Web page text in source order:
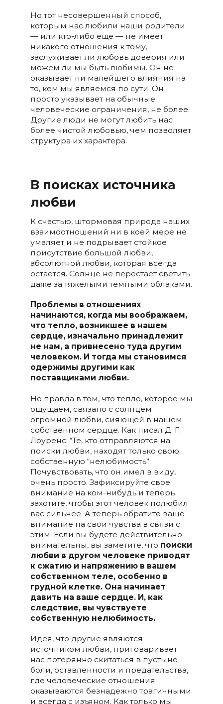
Но тот несовершенный способ,
которым нас любили наши родители
— или кто-либо еще — не имеет
никакого отношения к тому,
заслуживает ли любовь доверия или
можем ли мы быть любимы. Он не
оказывает ни малейшего влияния на
то, кем мы являемся по сути. Он
просто указывает на обычные
человеческие ограничения, не более.
Другие люди не могут любить нас
более чистой любовью, чем позволяет
структура их характера.
В поисках источника
любви
К счастью, штормовая природа наших
взаимоотношений ни в коей мере не
умаляет и не подрывает стойкое
присутствие большой любви,
абсолютной любви, которая всегда
остается. Солнце не перестает светить
даже за тяжелыми темными облаками.
Проблемы в отношениях
начинаются, когда мы воображаем,
что тепло, возникшее в нашем
сердце, изначально принадлежит
не нам, а привнесено туда другим
человеком. И тогда мы становимся
одержимы другими как
поставщиками любви.
Но правда в том, что тепло, которое мы
ощущаем, связано с солнцем
огромной любви, сияющей в нашем
собственном сердце. Как писал Д. Г.
Лоуренс: “Те, кто отправляются на
поиски любви, находят только свою
собственную “нелюбимость”.
Почувствовать, что он имел в виду,
очень просто. Зафиксируйте свое
внимание на ком-нибудь и теперь
захотите, чтобы этот человек полюбил
вас сильнее. А теперь обратите ваше
внимание на свои чувства в связи с
этим. Если вы будете действительно
внимательны, вы заметите, что поиски
любви в другом человеке приводят
к сжатию и напряжению в вашем
собственном теле, особенно в
грудной клетке. Она начинает
давить на ваше сердце. И, как
следствие, вы чувствуете
собственную нелюбимость.
Идея, что другие являются
источником любви, приговаривает
нас потерянно скитаться в пустыне
боли, оставленности и предательства,
где человеческие отношения
оказываются безнадежно трагичными
и всегда с изъяном. Как только мы